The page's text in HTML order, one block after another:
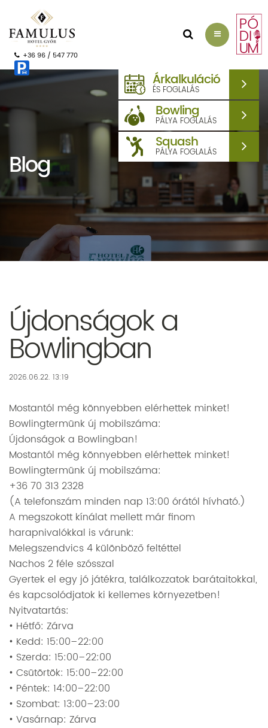
+36 96 / 547 770
Blog
Árkalkuláció
ÉS FOGLALÁS
Bowling
PÁLYA FOGLALÁS
Squash
PÁLYA FOGLALÁS
Újdonságok a
Bowlingban
2026.06.22. 13:19
Mostantól még könnyebben elérhettek minket!
Bowlingtermünk új mobilszáma:
Újdonságok a Bowlingban!
Mostantól még könnyebben elérhettek minket!
Bowlingtermünk új mobilszáma:
+36 70 313 2328
(A telefonszám minden nap 13:00 órától hívható.)
A megszokott kínálat mellett már finom
harapnivalókkal is várunk:
Melegszendvics 4 különböző feltéttel
Nachos 2 féle szósszal
Gyertek el egy jó játékra, találkozzatok barátaitokkal,
és kapcsolódjatok ki kellemes környezetben!
Nyitvatartás:
• Hétfő: Zárva
• Kedd: 15:00–22:00
• Szerda: 15:00–22:00
• Csütörtök: 15:00–22:00
• Péntek: 14:00–22:00
• Szombat: 13:00–23:00
• Vasárnap: Zárva